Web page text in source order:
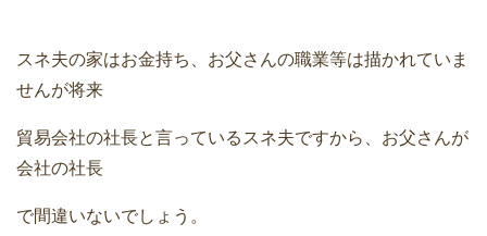
スネ夫の家はお金持ち、お父さんの職業等は描かれていま
せんが将来
貿易会社の社長と言っているスネ夫ですから、お父さんが
会社の社長
で間違いないでしょう。